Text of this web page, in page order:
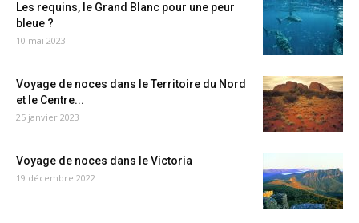
Les requins, le Grand Blanc pour une peur
bleue ?
10 mai 2023
Voyage de noces dans le Territoire du Nord
et le Centre...
25 janvier 2023
Voyage de noces dans le Victoria
19 décembre 2022